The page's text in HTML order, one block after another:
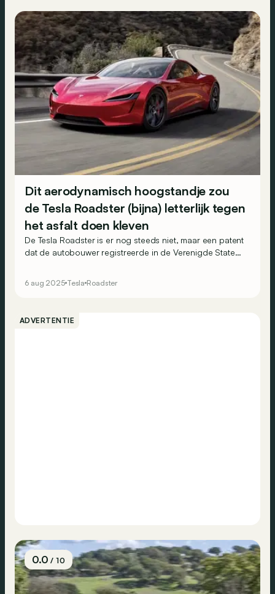
Dit aerodynamisch hoogstandje zou
de Tesla Roadster (bijna) letterlijk tegen
het asfalt doen kleven
De Tesla Roadster is er nog steeds niet, maar een patent
dat de autobouwer registreerde in de Verenigde Staten,
6 aug 2025 Tesla Roadster
ADVERTENTIE
0.0/ 10